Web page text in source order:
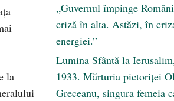
la
„Guvernul împinge
criză în alta. Astăzi, în
energiei.”
Lumina Sfântă la
1933. Mărturia pictoriței
Greceanu, singura femeia